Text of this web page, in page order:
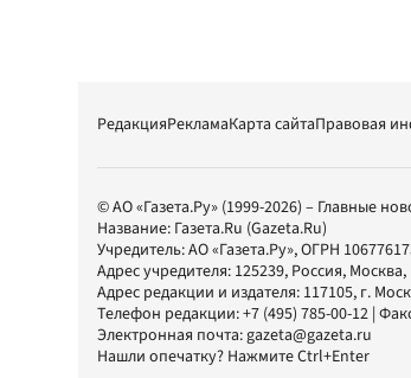
РедакцияРекламаКарта сайтаПравовая
© АО «Газета.Ру» (1999-2026) – Главные
Название: Газета.Ru (Gazeta.Ru)
Учредитель:АО «Газета.Ру», ОГРН
Адрес учредителя: 125239, Россия,
Адрес редакции и издателя: 117105, г.
Телефон редакции:+7 (495) 785-00-12 |
Электронная почта:gazeta@gazeta.ru
Нашли опечатку? Нажмите Ctrl+Enter